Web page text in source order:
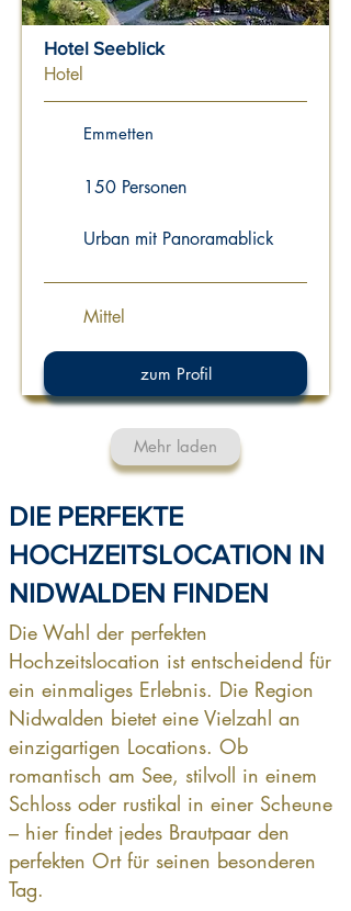
Hotel Seeblick
Hotel
Emmetten
150 Personen
Urban mit Panoramablick
Mittel
zum Profil
Mehr laden
DIE PERFEKTE
HOCHZEITSLOCATION IN
NIDWALDEN FINDEN
Die Wahl der perfekten
Hochzeitslocation ist entscheidend für
ein einmaliges Erlebnis. Die Region
Nidwalden bietet eine Vielzahl an
einzigartigen Locations. Ob
romantisch am See, stilvoll in einem
Schloss oder rustikal in einer Scheune
– hier findet jedes Brautpaar den
perfekten Ort für seinen besonderen
Tag.